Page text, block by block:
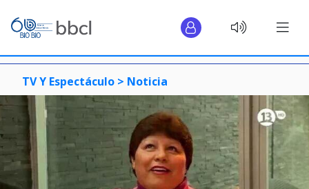
TV Y Espectáculo > Noticia